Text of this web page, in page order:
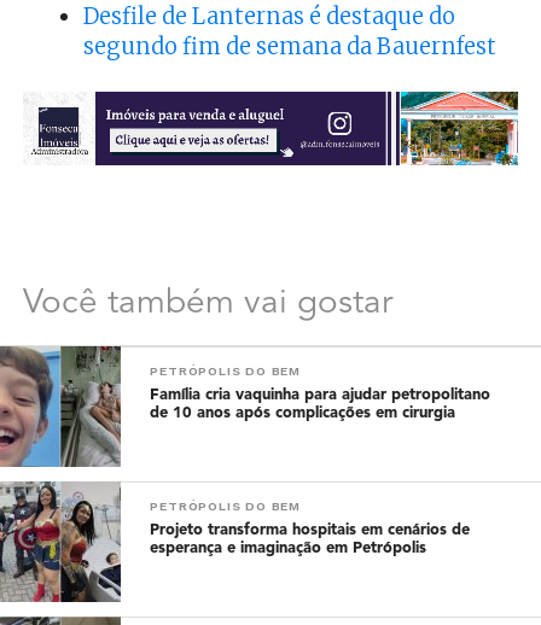
Desfile de Lanternas é destaque do
segundo fim de semana da Bauernfest
Você também vai gostar
PETRÓPOLIS DO BEM
Família cria vaquinha para ajudar petropolitano
de 10 anos após complicações em cirurgia
PETRÓPOLIS DO BEM
Projeto transforma hospitais em cenários de
esperança e imaginação em Petrópolis